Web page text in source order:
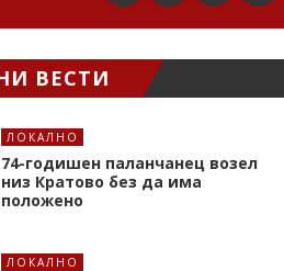
ВЕСТИ
ЛОКАЛНО
74-годишен паланчанец возел
низ Кратово без да има
положено
ЛОКАЛНО